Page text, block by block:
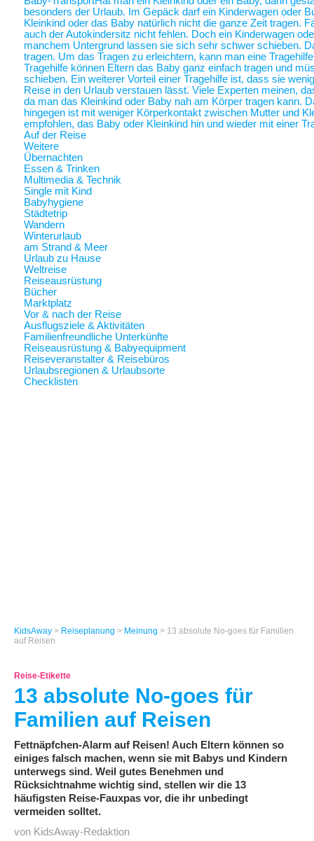
besonders der Urlaub. Im Gepäck darf ein Kinderwagen oder
Kleinkind oder das Baby natürlich nicht die ganze Zeit tragen.
auch der Autokindersitz nicht fehlen. Doch ein Kinderwagen
manchem Untergrund lassen sie sich sehr schwer schieben.
tragen. Um das Tragen zu erleichtern, kann man eine
Tragehilfe können Eltern das Baby ganz einfach tragen und
schieben. Ein weiterer Vorteil einer Tragehilfe ist, dass sie
Reise in den Urlaub verstauen lässt. Viele Experten meinen,
da man das Kleinkind oder Baby nah am Körper tragen kann.
hingegen ist mit weniger Körperkontakt zwischen Mutter und
empfohlen, das Baby oder Kleinkind hin und wieder mit einer
Auf der Reise
Weitere
Übernachten
Essen & Trinken
Multimedia & Technik
Single mit Kind
Babyhygiene
Städtetrip
Wandern
Winterurlaub
am Strand & Meer
Urlaub zu Hause
Weltreise
Reiseausrüstung
Bücher
Marktplatz
Vor & nach der Reise
Ausflugsziele & Aktivitäten
Familienfreundliche Unterkünfte
Reiseausrüstung & Babyequipment
Reiseveranstalter & Reisebüros
Urlaubsregionen & Urlaubsorte
Checklisten
KidsAway > Reiseplanung > Meinung > 13 absolute No-goes für Familien
auf Reisen
Reise-Etikette
13 absolute No-goes für
Familien auf Reisen
Fettnäpfchen-Alarm auf Reisen! Auch Eltern können so
einiges falsch machen, wenn sie mit Babys und Kindern
unterwegs sind. Weil gutes Benehmen und
Rücksichtnahme wichtig sind, stellen wir die 13
häufigsten Reise-Fauxpas vor, die ihr unbedingt
vermeiden solltet.
von KidsAway-Redaktion